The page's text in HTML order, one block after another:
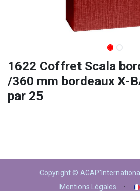
1622 Coffret Scala
/360 mm bordeaux X-
par 25
Copyright ©
Mentions Légales
-